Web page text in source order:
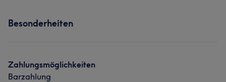
Besonderheiten
Zahlungsmöglichkeiten
Barzahlung